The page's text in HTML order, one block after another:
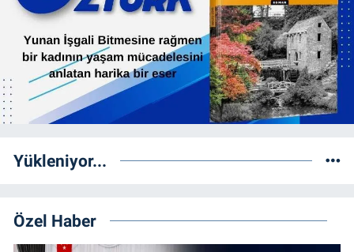
Yükleniyor...
Özel Haber